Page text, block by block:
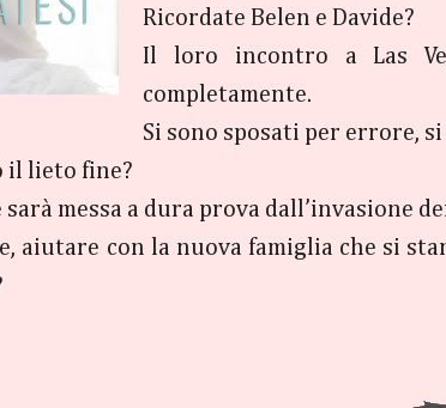
Ricordate Belen e Davide?
Il loro incontro a Las
completamente.
Si sono sposati per errore,
il lieto fine?
messa a dura prova dall’invasione
aiutare con la nuova famiglia che si